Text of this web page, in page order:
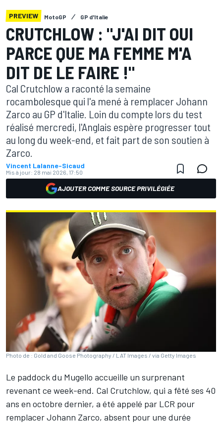
PREVIEW MotoGP GP d'Italie
CRUTCHLOW : "J'AI DIT OUI
PARCE QUE MA FEMME M'A
DIT DE LE FAIRE !"
Cal Crutchlow a raconté la semaine
rocambolesque qui l'a mené à remplacer Johann
Zarco au GP d'Italie. Loin du compte lors du test
réalisé mercredi, l'Anglais espère progresser tout
au long du week-end, et fait part de son soutien à
Zarco.
Vincent Lalanne-Sicaud
Mis à jour: 28 mai 2026, 17:50
AJOUTER COMME SOURCE PRIVILÉGIÉE
Photo de : Gold and Goose Photography / LAT Images / via Getty Images
Le paddock du Mugello accueille un surprenant
revenant ce week-end. Cal Crutchlow, qui a fêté ses 40
ans en octobre dernier, a été appelé par LCR pour
remplacer Johann Zarco, absent pour une durée